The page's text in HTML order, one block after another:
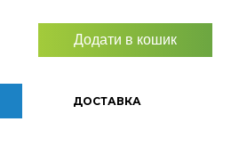
Додати в кошик
ДОСТАВКА